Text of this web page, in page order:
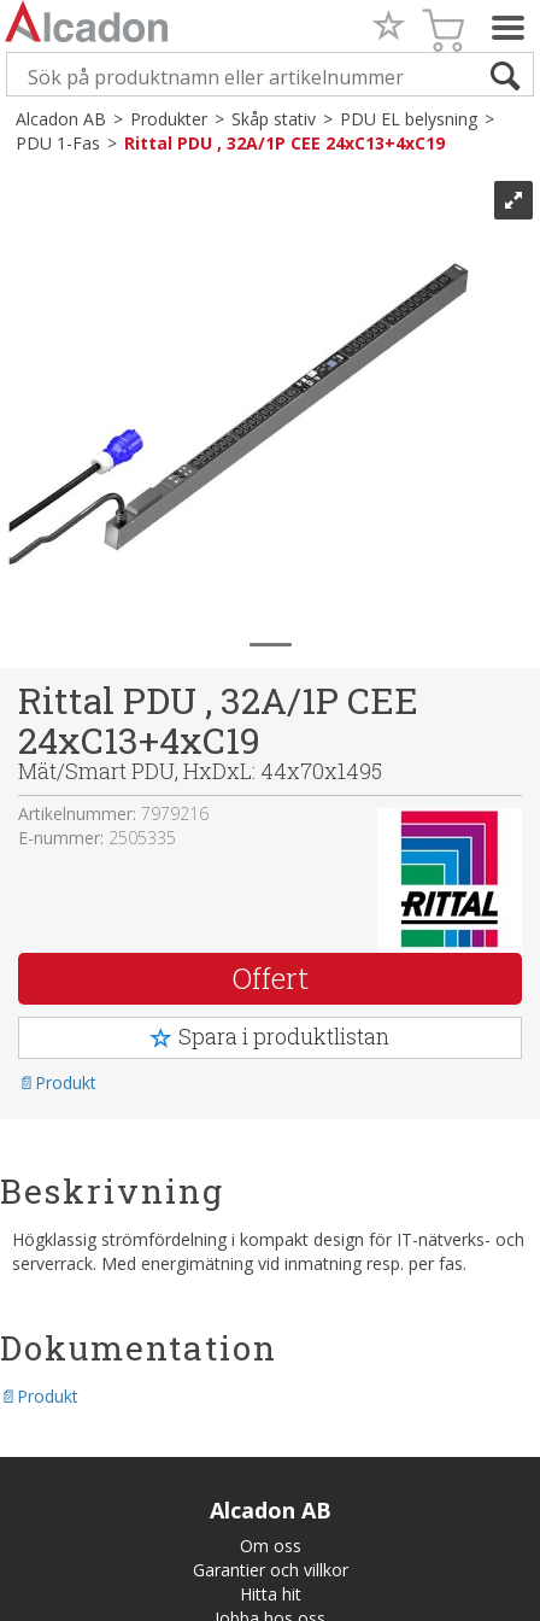
Alcadon AB>Produkter>Skåp stativ>PDU EL belysning>
PDU 1-Fas>Rittal PDU , 32A/1P CEE 24xC13+4xC19
Rittal PDU , 32A/1P CEE
24xC13+4xC19
Mät/Smart PDU, HxDxL: 44x70x1495
Artikelnummer: 7979216
E-nummer: 2505335
Offert
Spara i produktlistan
Produkt
Beskrivning
Högklassig strömfördelning i kompakt design för IT-nätverks- och
serverrack. Med energimätning vid inmatning resp. per fas.
Dokumentation
Produkt
Alcadon AB
Om oss
Garantier och villkor
Hitta hit